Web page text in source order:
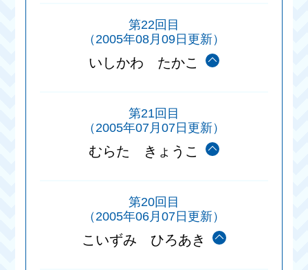
第22回目
（2005年08月09日更新）
いしかわ たかこ
第21回目
（2005年07月07日更新）
むらた きょうこ
第20回目
（2005年06月07日更新）
こいずみ ひろあき